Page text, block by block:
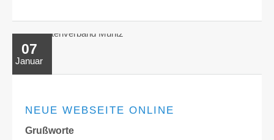
07
Januar
NEUE WEBSEITE ONLINE
Grußworte